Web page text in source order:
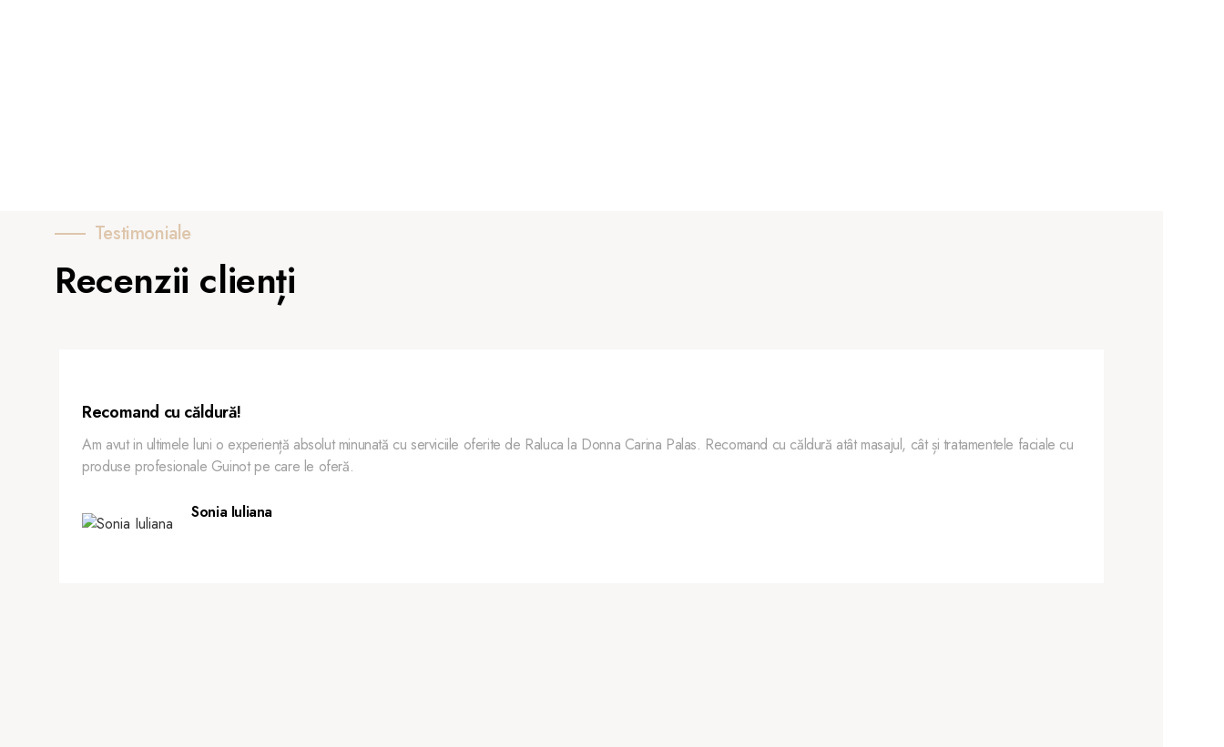
Testimoniale
Recenzii clienți
Recomand cu căldură!
Am avut in ultimele luni o experiență absolut minunată cu serviciile oferite de Raluca la Donna Carina Palas. Recomand cu căldură atât masajul, cât și tratamentele faciale cu
produse profesionale Guinot pe care le oferă.
Sonia Iuliana